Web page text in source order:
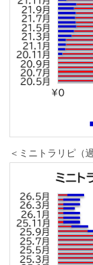
＜ミニトラリピ（